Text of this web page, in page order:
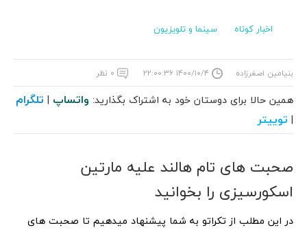
اخبار کوتاه سینما و تلویزیون
بنیامین اصغرزاده ۱۴۰۰/۱۰/۴ ۲۲:۰۰:۳۶ ۰ نظر
همین حالا برای دوستان خود به اشتراک بگذارید: واتساپ | تلگرام
| توییتر
صحبت های تام هالند علیه مارتین
اسکورسیزی را بخوانید
در این مطلب از تکراتو به شما پیشنهاد میدهیم تا صحبت های